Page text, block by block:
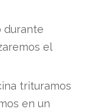
durante
el
trituramos
en un